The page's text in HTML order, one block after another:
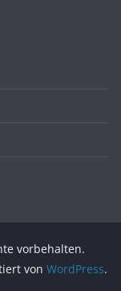
vorbehalten.
von WordPress.